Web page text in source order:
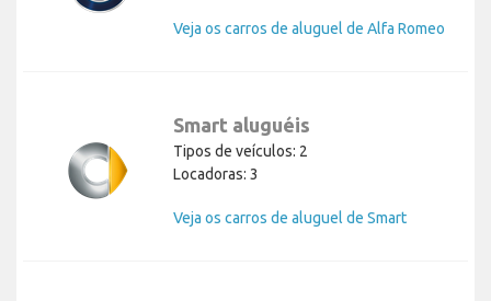
Veja os carros de aluguel de Alfa Romeo
Smart aluguéis
Tipos de veículos: 2
Locadoras: 3
Veja os carros de aluguel de Smart